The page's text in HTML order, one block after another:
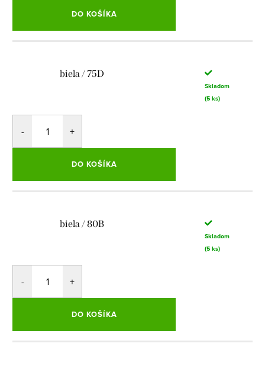
DO KOŠÍKA
biela / 75D
Skladom
(5 ks)
DO KOŠÍKA
biela / 80B
Skladom
(5 ks)
DO KOŠÍKA